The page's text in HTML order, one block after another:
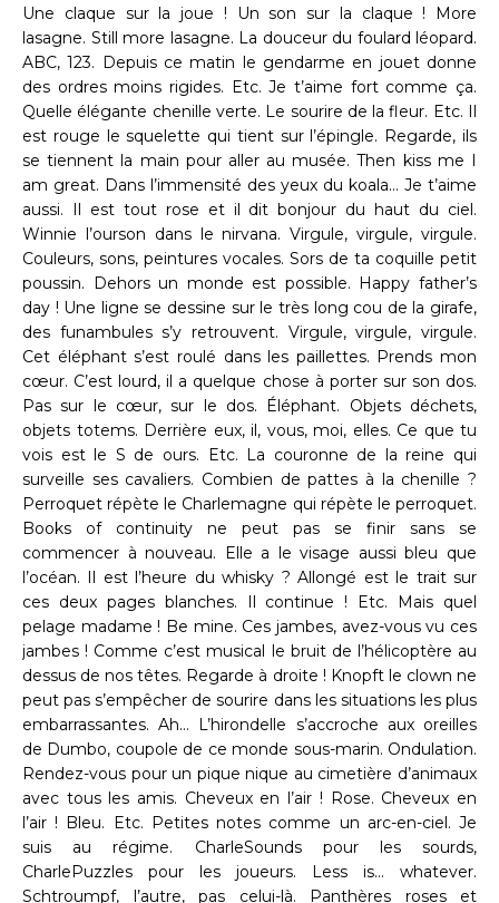
Une claque sur la joue ! Un son sur la claque ! More
lasagne. Still more lasagne. La douceur du foulard léopard.
ABC, 123. Depuis ce matin le gendarme en jouet donne
des ordres moins rigides. Etc. Je t’aime fort comme ça.
Quelle élégante chenille verte. Le sourire de la fleur. Etc. Il
est rouge le squelette qui tient sur l’épingle. Regarde, ils
se tiennent la main pour aller au musée. Then kiss me I
am great. Dans l’immensité des yeux du koala… Je t’aime
aussi. Il est tout rose et il dit bonjour du haut du ciel.
Winnie l’ourson dans le nirvana. Virgule, virgule, virgule.
Couleurs, sons, peintures vocales. Sors de ta coquille petit
poussin. Dehors un monde est possible. Happy father’s
day ! Une ligne se dessine sur le très long cou de la girafe,
des funambules s’y retrouvent. Virgule, virgule, virgule.
Cet éléphant s’est roulé dans les paillettes. Prends mon
cœur. C’est lourd, il a quelque chose à porter sur son dos.
Pas sur le cœur, sur le dos. Éléphant. Objets déchets,
objets totems. Derrière eux, il, vous, moi, elles. Ce que tu
vois est le S de ours. Etc. La couronne de la reine qui
surveille ses cavaliers. Combien de pattes à la chenille ?
Perroquet répète le Charlemagne qui répète le perroquet.
Books of continuity ne peut pas se finir sans se
commencer à nouveau. Elle a le visage aussi bleu que
l’océan. Il est l’heure du whisky ? Allongé est le trait sur
ces deux pages blanches. Il continue ! Etc. Mais quel
pelage madame ! Be mine. Ces jambes, avez-vous vu ces
jambes ! Comme c’est musical le bruit de l’hélicoptère au
dessus de nos têtes. Regarde à droite ! Knopft le clown ne
peut pas s’empêcher de sourire dans les situations les plus
embarrassantes. Ah… L’hirondelle s’accroche aux oreilles
de Dumbo, coupole de ce monde sous-marin. Ondulation.
Rendez-vous pour un pique nique au cimetière d’animaux
avec tous les amis. Cheveux en l’air ! Rose. Cheveux en
l’air ! Bleu. Etc. Petites notes comme un arc-en-ciel. Je
suis au régime. CharleSounds pour les sourds,
CharlePuzzles pour les joueurs. Less is… whatever.
Schtroumpf, l’autre, pas celui-là. Panthères roses et